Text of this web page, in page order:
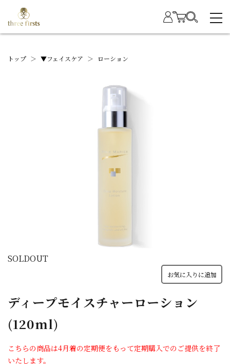
トップ ＞ ▼フェイスケア ＞ ローション
SOLDOUT
お気に入りに追加
ディープモイスチャーローション
(120ml)
こちらの商品は4月着の定期便をもって定期購入でのご提供を終了
いたします。